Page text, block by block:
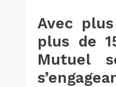
Avec
plus de
Mutuel